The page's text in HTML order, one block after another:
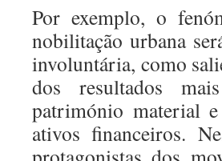
Por exemplo, o
nobilitação urbana
involuntária, como
dos resultados
património material
ativos financeiros.